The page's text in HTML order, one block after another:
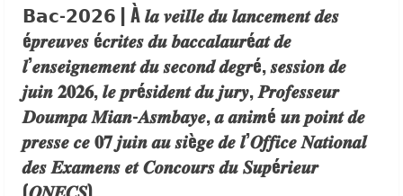
𝗕𝗮𝗰-𝟮𝟬𝟮𝟲 | À 𝒍𝒂 𝒗𝒆𝒊𝒍𝒍𝒆 𝒅𝒖 𝒍𝒂𝒏𝒄𝒆𝒎𝒆𝒏𝒕 𝒅𝒆𝒔
é𝒑𝒓𝒆𝒖𝒗𝒆𝒔 é𝒄𝒓𝒊𝒕𝒆𝒔 𝒅𝒖 𝒃𝒂𝒄𝒄𝒂𝒍𝒂𝒖𝒓é𝒂𝒕 𝒅𝒆
𝒍’𝒆𝒏𝒔𝒆𝒊𝒈𝒏𝒆𝒎𝒆𝒏𝒕 𝒅𝒖 𝒔𝒆𝒄𝒐𝒏𝒅 𝒅𝒆𝒈𝒓é, 𝒔𝒆𝒔𝒔𝒊𝒐𝒏 𝒅𝒆
𝒋𝒖𝒊𝒏 𝟐𝟎𝟐𝟔, 𝒍𝒆 𝒑𝒓é𝒔𝒊𝒅𝒆𝒏𝒕 𝒅𝒖 𝒋𝒖𝒓𝒚, 𝑷𝒓𝒐𝒇𝒆𝒔𝒔𝒆𝒖𝒓
𝑫𝒐𝒖𝒎𝒑𝒂 𝑴𝒊𝒂𝒏-𝑨𝒔𝒎𝒃𝒂𝒚𝒆, 𝒂 𝒂𝒏𝒊𝒎é 𝒖𝒏 𝒑𝒐𝒊𝒏𝒕 𝒅𝒆
𝒑𝒓𝒆𝒔𝒔𝒆 𝒄𝒆 𝟎𝟕 𝒋𝒖𝒊𝒏 𝒂𝒖 𝒔𝒊è𝒈𝒆 𝒅𝒆 𝒍’𝑶𝒇𝒇𝒊𝒄𝒆 𝑵𝒂𝒕𝒊𝒐𝒏𝒂𝒍
𝒅𝒆𝒔 𝑬𝒙𝒂𝒎𝒆𝒏𝒔 𝒆𝒕 𝑪𝒐𝒏𝒄𝒐𝒖𝒓𝒔 𝒅𝒖 𝑺𝒖𝒑é𝒓𝒊𝒆𝒖𝒓